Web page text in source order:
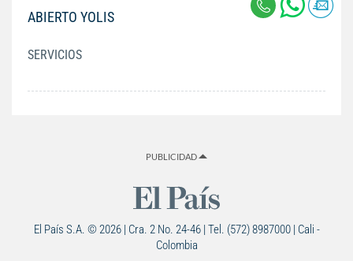
ABIERTO YOLIS
SERVICIOS
PUBLICIDAD
El País S.A. © 2026 | Cra. 2 No. 24-46 | Tel. (572) 8987000 | Cali -
Colombia